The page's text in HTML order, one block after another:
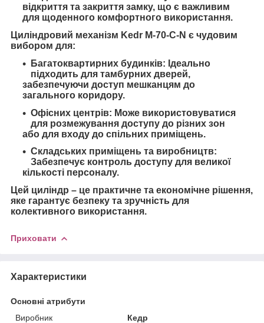
відкриття та закриття замку, що є важливим
для щоденного комфортного використання.
Циліндровий механізм Kedr M-70-C-N є чудовим
вибором для:
Багатоквартирних будинків: Ідеально
підходить для тамбурних дверей,
забезпечуючи доступ мешканцям до
загального коридору.
Офісних центрів: Може використовуватися
для розмежування доступу до різних зон
або для входу до спільних приміщень.
Складських приміщень та виробництв:
Забезпечує контроль доступу для великої
кількості персоналу.
Цей циліндр – це практичне та економічне рішення,
яке гарантує безпеку та зручність для
колективного використання.
Приховати
Характеристики
Основні атрибути
Виробник
Кедр